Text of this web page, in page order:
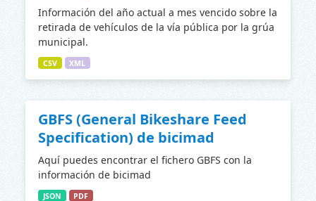
Información del año actual a mes vencido sobre la
retirada de vehículos de la vía pública por la grúa
municipal.
CSV XML
GBFS (General Bikeshare Feed
Specification) de bicimad
Aquí puedes encontrar el fichero GBFS con la
información de bicimad
JSON PDF